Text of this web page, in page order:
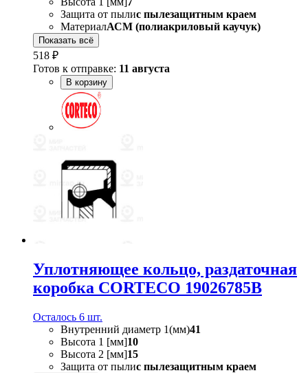
Защита от пылис пылезащитным краем
МатериалАСМ (полиакриловый каучук)
Показать всё
518 ₽
Готов к отправке: 11 августа
В корзину
Уплотняющее кольцо, раздаточная
коробка CORTECO 19026785B
Осталось 6 шт.
Внутренний диаметр 1(мм)41
Высота 1 [мм]10
Высота 2 [мм]15
Защита от пылис пылезащитным краем